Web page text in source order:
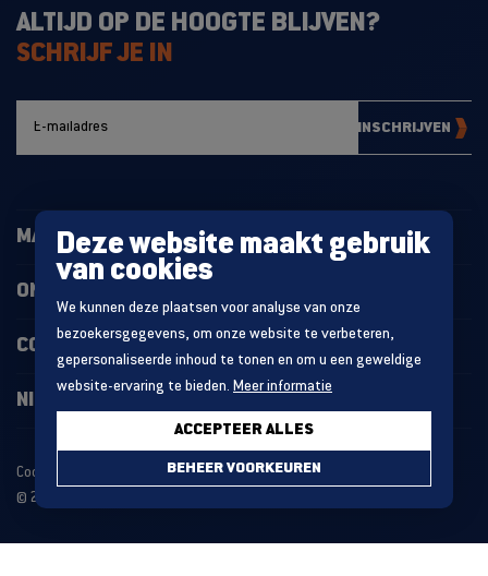
Deze website maakt gebruik
van cookies
We kunnen deze plaatsen voor analyse van onze
bezoekersgegevens, om onze website te verbeteren,
gepersonaliseerde inhoud te tonen en om u een geweldige
website-ervaring te bieden. Meer informatie
BEHEER VOORKEUREN
ACCEPTEER ALLES
ALTIJD OP DE HOOGTE BLIJVEN?
SCHRIJF JE IN
INSCHRIJVEN
MAGAZIJNINRICHTING
ONZE PROJECTEN
CONTACT
NIEUWS
Cookie statement
Algemene voorwaarden
© 2026 MDO GROUP